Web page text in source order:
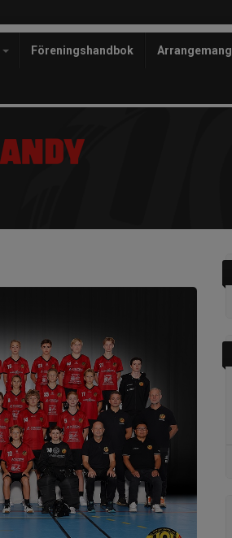
Föreningshandbok Arrangemang